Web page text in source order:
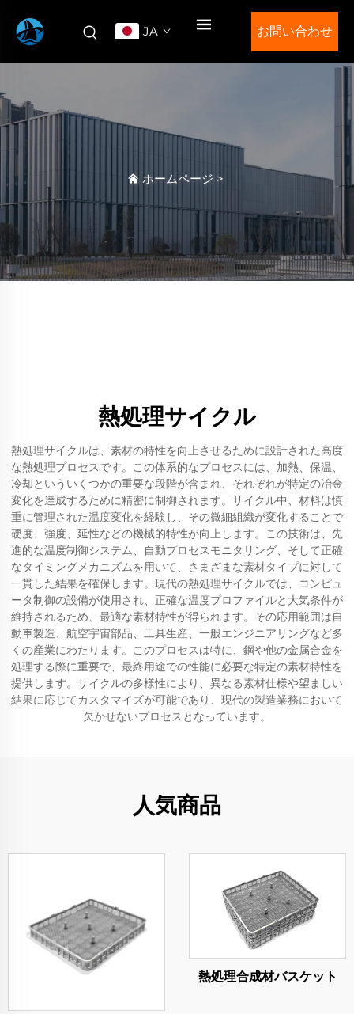
JA お問い合わせ
ホームページ >
熱処理サイクル
熱処理サイクルは、素材の特性を向上させるために設計された高度
な熱処理プロセスです。この体系的なプロセスには、加熱、保温、
冷却といういくつかの重要な段階が含まれ、それぞれが特定の冶金
変化を達成するために精密に制御されます。サイクル中、材料は慎
重に管理された温度変化を経験し、その微細組織が変化することで
硬度、強度、延性などの機械的特性が向上します。この技術は、先
進的な温度制御システム、自動プロセスモニタリング、そして正確
なタイミングメカニズムを用いて、さまざまな素材タイプに対して
一貫した結果を確保します。現代の熱処理サイクルでは、コンピュ
ータ制御の設備が使用され、正確な温度プロファイルと大気条件が
維持されるため、最適な素材特性が得られます。その応用範囲は自
動車製造、航空宇宙部品、工具生産、一般エンジニアリングなど多
くの産業にわたります。このプロセスは特に、鋼や他の金属合金を
処理する際に重要で、最終用途での性能に必要な特定の素材特性を
提供します。サイクルの多様性により、異なる素材仕様や望ましい
結果に応じてカスタマイズが可能であり、現代の製造業務において
欠かせないプロセスとなっています。
人気商品
熱処理合成材バスケット